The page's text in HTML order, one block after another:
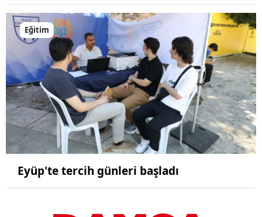
Eğitim
Eyüp'te tercih günleri başladı